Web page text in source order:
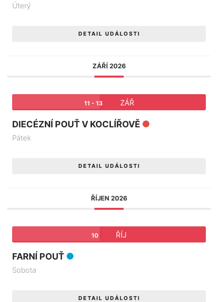
Úterý
DETAIL UDÁLOSTI
ZÁŘÍ 2026
11 - 13 ZÁŘ
DIECÉZNÍ POUŤ V KOCLÍŘOVĚ
Pátek
DETAIL UDÁLOSTI
ŘÍJEN 2026
10 ŘÍJ
FARNÍ POUŤ
Sobota
DETAIL UDÁLOSTI